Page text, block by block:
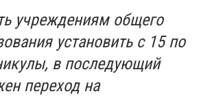
учреждениям общего
установить с 15 по
в последующий
переход на